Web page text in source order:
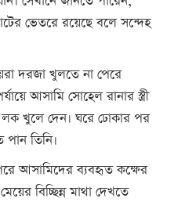
ভেতরে রয়েছে বলে সন্দেহ
দরজা খুলতে না পেরে
আসামি সোহেল রানার স্ত্রী
লক খুলে দেন। ঘরে ঢোকার পর
তিনি।
আসামিদের ব্যবহৃত কক্ষের
বিচ্ছিন্ন মাথা দেখতে